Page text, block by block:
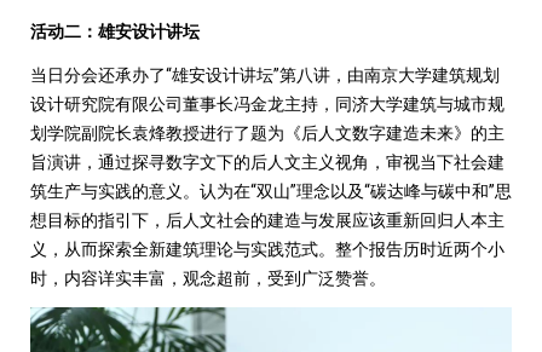
活动二：雄安设计讲坛
当日分会还承办了“雄安设计讲坛”第八讲，由南京大学建筑规划
设计研究院有限公司董事长冯金龙主持，同济大学建筑与城市规
划学院副院长袁烽教授进行了题为《后人文数字建造未来》的主
旨演讲，通过探寻数字文下的后人文主义视角，审视当下社会建
筑生产与实践的意义。认为在“双山”理念以及“碳达峰与碳中和”思
想目标的指引下，后人文社会的建造与发展应该重新回归人本主
义，从而探索全新建筑理论与实践范式。整个报告历时近两个小
时，内容详实丰富，观念超前，受到广泛赞誉。